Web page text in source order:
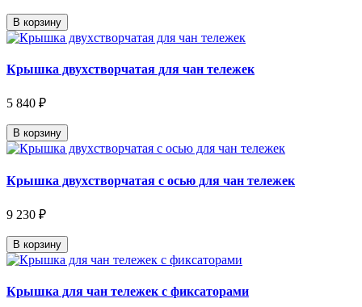
В корзину
Крышка двухстворчатая для чан тележек
5 840 ₽
В корзину
Крышка двухстворчатая с осью для чан тележек
9 230 ₽
В корзину
Крышка для чан тележек с фиксаторами